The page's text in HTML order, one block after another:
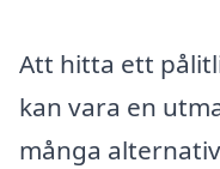
Att hitta ett
kan vara en
många